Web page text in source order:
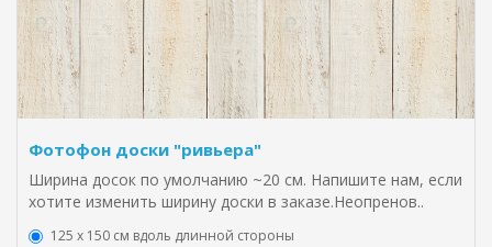
Фотофон доски "ривьера"
Ширина досок по умолчанию ~20 см. Напишите нам, если
хотите изменить ширину доски в заказе.Неопренов..
125 х 150 см вдоль длинной стороны